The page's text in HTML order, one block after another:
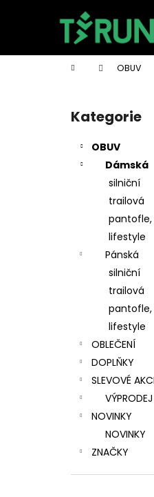
Domů OBUV
Přeskočit
kategorie
Kategorie
OBUV
Dámská
silniční
trailová
pantofle,
lifestyle
Pánská
silniční
trailová
pantofle,
lifestyle
OBLEČENÍ
DOPLŇKY
SLEVOVÉ
NOVINKY
NOVINKY
ZNAČKY
í
do
do